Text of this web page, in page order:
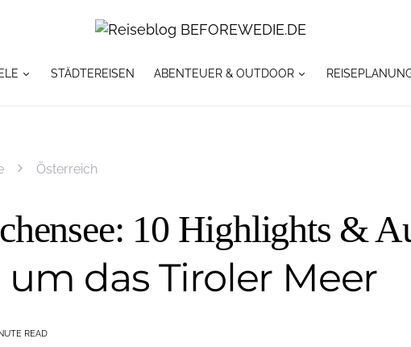
STÄDTEREISEN ABENTEUER & OUTDOOR
Österreich
10 Highlights &
das Tiroler Meer
READ